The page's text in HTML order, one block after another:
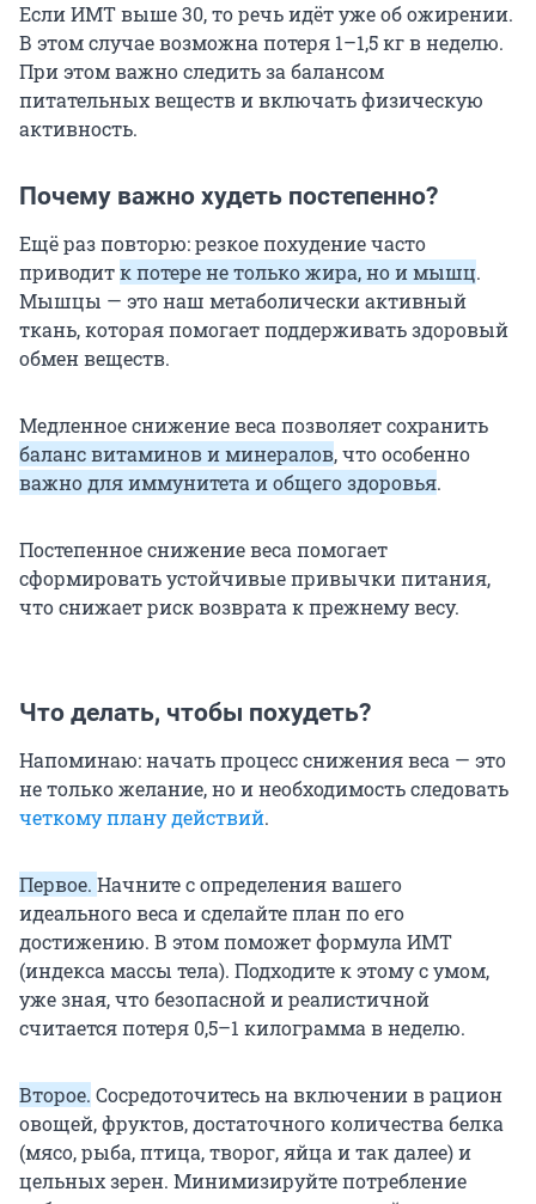
Если ИМТ выше 30, то речь идёт уже об ожирении.
В этом случае возможна потеря 1–1,5 кг в неделю.
При этом важно следить за балансом
питательных веществ и включать физическую
активность.
Почему важно худеть постепенно?
Ещё раз повторю: резкое похудение часто
приводитк потере не только жира, но и мышц.
Мышцы — это наш метаболически активный
ткань, которая помогает поддерживать здоровый
обмен веществ.
Медленное снижение веса позволяет сохранить
баланс витаминов и минералов, что особенно
важно для иммунитета и общего здоровья.
Постепенное снижение веса помогает
сформировать устойчивые привычки питания,
что снижает риск возврата к прежнему весу.
Что делать, чтобы похудеть?
Напоминаю: начать процесс снижения веса — это
не только желание, но и необходимость следовать
четкому плану действий.
Первое. Начните с определения вашего
идеального веса и сделайте план по его
достижению. В этом поможет формула ИМТ
(индекса массы тела). Подходите к этому с умом,
уже зная, что безопасной и реалистичной
считается потеря 0,5–1 килограмма в неделю.
Второе. Сосредоточитесь на включении в рацион
овощей, фруктов, достаточного количества белка
(мясо, рыба, птица, творог, яйца и так далее) и
цельных зерен. Минимизируйте потребление